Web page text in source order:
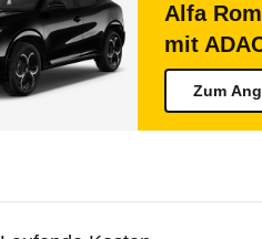
Alfa
mit
Zum